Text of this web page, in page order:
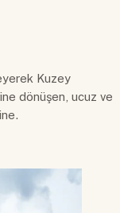
Kuzey
dönüşen, ucuz ve